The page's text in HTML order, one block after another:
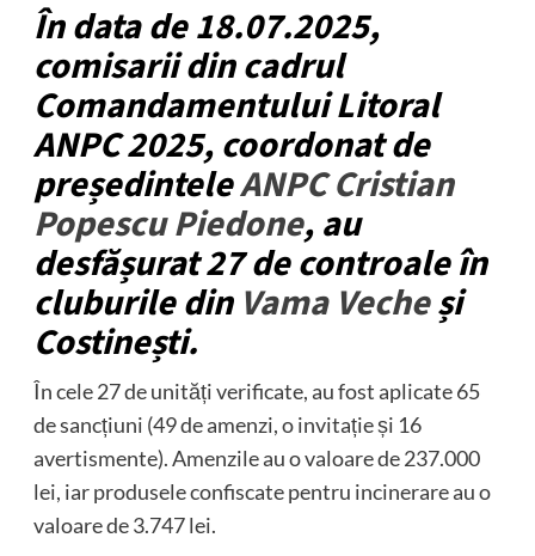
În data de 18.07.2025,
comisarii din cadrul
Comandamentului Litoral
ANPC 2025, coordonat de
președinteleANPC Cristian
Popescu Piedone, au
desfășurat 27 de controale în
cluburile din Vama Vecheși
Costinești.
În cele 27 de unități verificate, au fost aplicate 65
de sancțiuni (49 de amenzi, o invitație și 16
avertismente). Amenzile au o valoare de 237.000
lei, iar produsele confiscate pentru incinerare au o
valoare de 3.747 lei.